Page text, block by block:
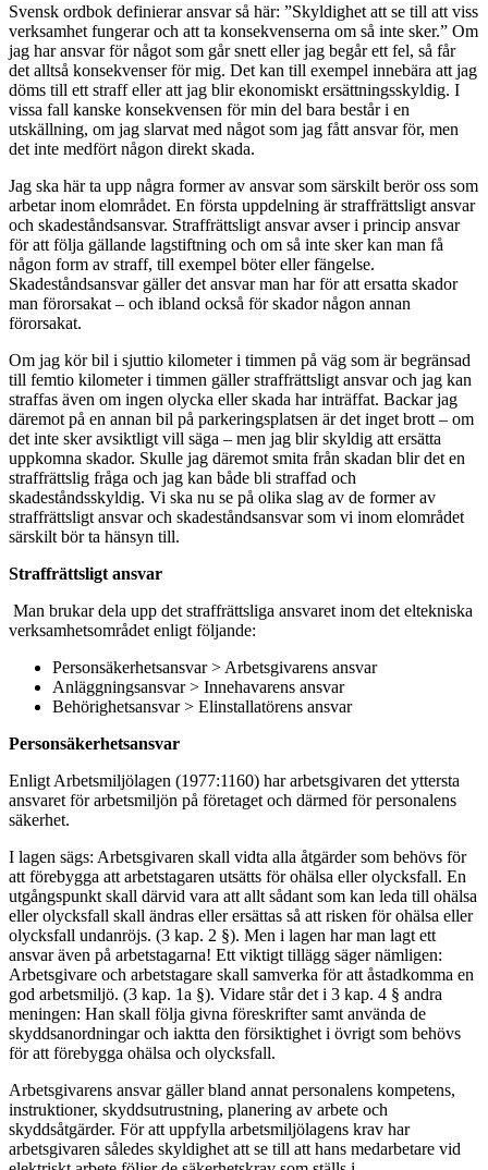
Svensk ordbok definierar ansvar så här: ”Skyldighet att se till att viss
verksamhet fungerar och att ta konsekvenserna om så inte sker.” Om
jag har ansvar för något som går snett eller jag begår ett fel, så får
det alltså konsekvenser för mig. Det kan till exempel innebära att jag
döms till ett straff eller att jag blir ekonomiskt ersättningsskyldig. I
vissa fall kanske konsekvensen för min del bara består i en
utskällning, om jag slarvat med något som jag fått ansvar för, men
det inte medfört någon direkt skada.
Jag ska här ta upp några former av ansvar som särskilt berör oss som
arbetar inom elområdet. En första uppdelning är straffrättsligt ansvar
och skadeståndsansvar. Straffrättsligt ansvar avser i princip ansvar
för att följa gällande lagstiftning och om så inte sker kan man få
någon form av straff, till exempel böter eller fängelse.
Skadeståndsansvar gäller det ansvar man har för att ersatta skador
man förorsakat – och ibland också för skador någon annan
förorsakat.
Om jag kör bil i sjuttio kilometer i timmen på väg som är begränsad
till femtio kilometer i timmen gäller straffrättsligt ansvar och jag kan
straffas även om ingen olycka eller skada har inträffat. Backar jag
däremot på en annan bil på parkeringsplatsen är det inget brott – om
det inte sker avsiktligt vill säga – men jag blir skyldig att ersätta
uppkomna skador. Skulle jag däremot smita från skadan blir det en
straffrättslig fråga och jag kan både bli straffad och
skadeståndsskyldig. Vi ska nu se på olika slag av de former av
straffrättsligt ansvar och skadeståndsansvar som vi inom elområdet
särskilt bör ta hänsyn till.
Straffrättsligt ansvar
Man brukar dela upp det straffrättsliga ansvaret inom det eltekniska
verksamhetsområdet enligt följande:
Personsäkerhetsansvar > Arbetsgivarens ansvar
Anläggningsansvar > Innehavarens ansvar
Behörighetsansvar > Elinstallatörens ansvar
Personsäkerhetsansvar
Enligt Arbetsmiljölagen (1977:1160) har arbetsgivaren det yttersta
ansvaret för arbetsmiljön på företaget och därmed för personalens
säkerhet.
I lagen sägs: Arbetsgivaren skall vidta alla åtgärder som behövs för
att förebygga att arbetstagaren utsätts för ohälsa eller olycksfall. En
utgångspunkt skall därvid vara att allt sådant som kan leda till ohälsa
eller olycksfall skall ändras eller ersättas så att risken för ohälsa eller
olycksfall undanröjs. (3 kap. 2 §). Men i lagen har man lagt ett
ansvar även på arbetstagarna! Ett viktigt tillägg säger nämligen:
Arbetsgivare och arbetstagare skall samverka för att åstadkomma en
god arbetsmiljö. (3 kap. 1a §). Vidare står det i 3 kap. 4 § andra
meningen: Han skall följa givna föreskrifter samt använda de
skyddsanordningar och iaktta den försiktighet i övrigt som behövs
för att förebygga ohälsa och olycksfall.
Arbetsgivarens ansvar gäller bland annat personalens kompetens,
instruktioner, skyddsutrustning, planering av arbete och
skyddsåtgärder. För att uppfylla arbetsmiljölagens krav har
arbetsgivaren således skyldighet att se till att hans medarbetare vid